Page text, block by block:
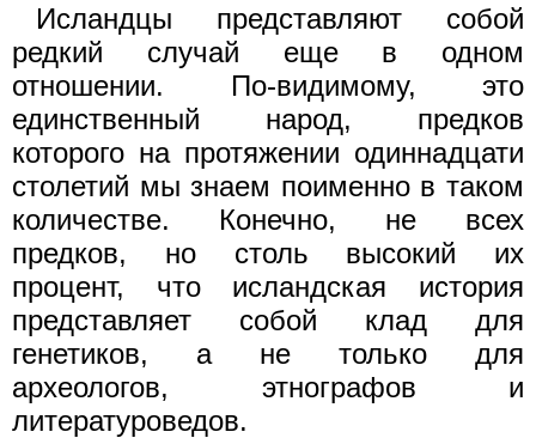
Исландцы представляют собой
редкий случай еще в одном
отношении. По-видимому, это
единственный народ, предков
которого на протяжении одиннадцати
столетий мы знаем поименно в таком
количестве. Конечно, не всех
предков, но столь высокий их
процент, что исландская история
представляет собой клад для
генетиков, а не только для
археологов, этнографов и
литературоведов.